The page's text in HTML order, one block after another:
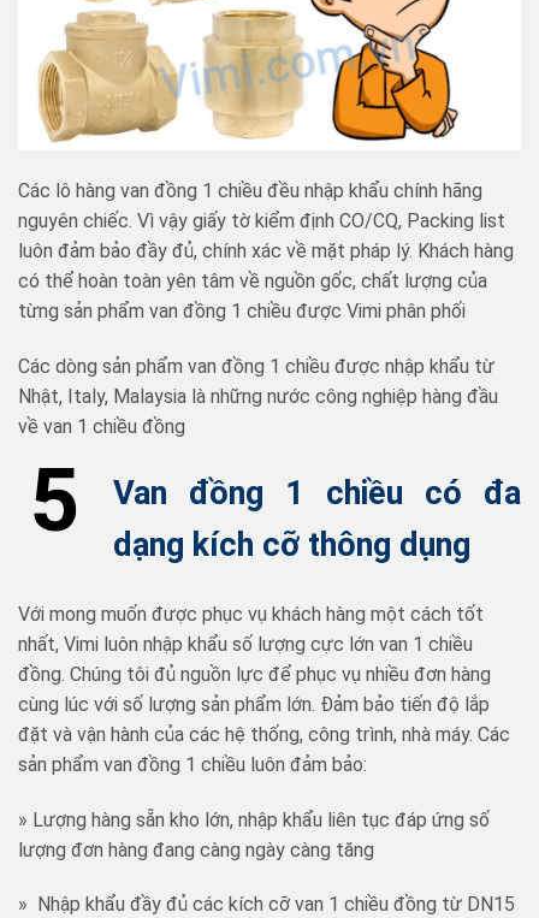
Các lô hàng van đồng 1 chiều đều nhập khẩu chính hãng
nguyên chiếc. Vì vậy giấy tờ kiểm định CO/CQ, Packing list
luôn đảm bảo đầy đủ, chính xác về mặt pháp lý. Khách hàng
có thể hoàn toàn yên tâm về nguồn gốc, chất lượng của
từng sản phẩm van đồng 1 chiều được Vimi phân phối
Các dòng sản phẩm van đồng 1 chiều được nhập khẩu từ
Nhật, Italy, Malaysia là những nước công nghiệp hàng đầu
về van 1 chiều đồng
5 Van đồng 1 chiều có đa
dạng kích cỡ thông dụng
Với mong muốn được phục vụ khách hàng một cách tốt
nhất, Vimi luôn nhập khẩu số lượng cực lớn van 1 chiều
đồng. Chúng tôi đủ nguồn lực để phục vụ nhiều đơn hàng
cùng lúc với số lượng sản phẩm lớn. Đảm bảo tiến độ lắp
đặt và vận hành của các hệ thống, công trình, nhà máy. Các
sản phẩm van đồng 1 chiều luôn đảm bảo:
» Lượng hàng sẵn kho lớn, nhập khẩu liên tục đáp ứng số
lượng đơn hàng đang càng ngày càng tăng
» Nhập khẩu đầy đủ các kích cỡ van 1 chiều đồng từ DN15